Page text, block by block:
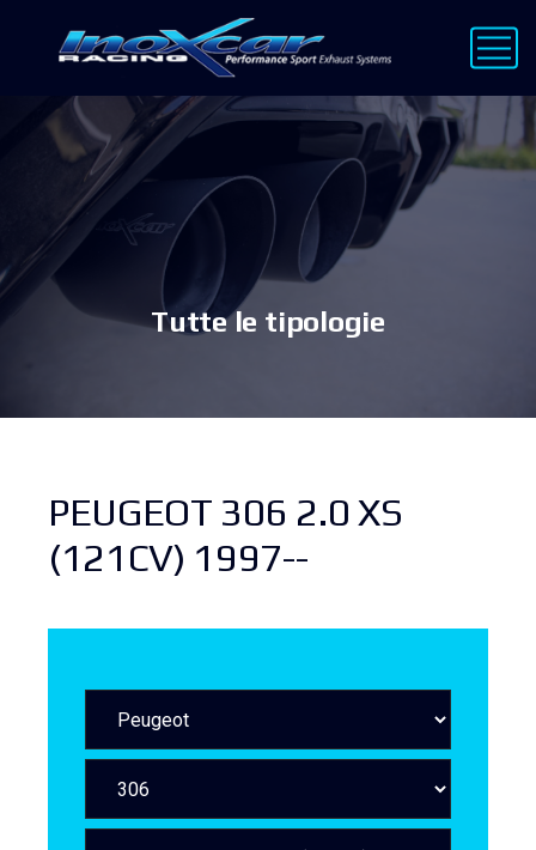
Tutte le tipologie
PEUGEOT 306 2.0 XS
(121CV) 1997--